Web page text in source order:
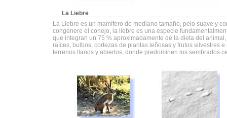
La Liebre
La Liebre es un mamífero de mediano tamaño, pelo suave y
congénere el conejo, la liebre es una especie
que integran un 75 % aproximadamente de la dieta del
raíces, bulbos, cortezas de plantas leñosas y frutos silvestres
terrenos llanos y abiertos, donde predominen los sembrados